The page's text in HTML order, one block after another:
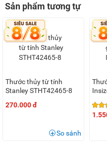
Sản phẩm tương tự
Thước thủy từ tính
Stanley STHT42465-8
270.000 đ
So sánh